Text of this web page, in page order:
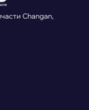
Changan,